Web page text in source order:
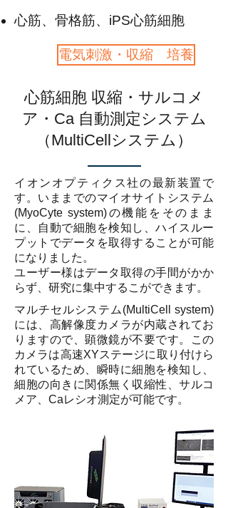
心筋、骨格筋、iPS心筋細胞
電気刺激・収縮 培養
心筋細胞 収縮・サルコメ
ア・Ca 自動測定システム
（MultiCellシステム）
イオンオプティクス社の最新装置で
す。いままでのマイオサイトシステム
(MyoCyte system)の機能をそのまま
に、自動で細胞を検知し、ハイスルー
プットでデータを取得することが可能
になりました。
ユーザー様はデータ取得の手間がかか
らず、研究に集中するこができます。
マルチセルシステム(MultiCell system)
には、高解像度カメラが内蔵されてお
りますので、顕微鏡が不要です。この
カメラは高速XYステージに取り付けら
れているため、瞬時に細胞を検知し、
細胞の向きに関係無く収縮性、サルコ
メア、Caレシオ測定が可能です。